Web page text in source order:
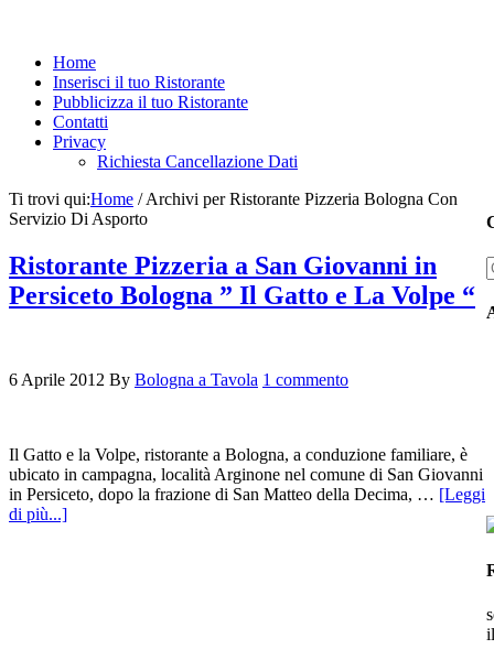
Home
Inserisci il tuo Ristorante
Pubblicizza il tuo Ristorante
Contatti
Privacy
Richiesta Cancellazione Dati
Ti trovi qui:Home /Archivi per Ristorante Pizzeria Bologna Con
Servizio Di Asporto
Ristorante Pizzeria a San Giovanni in
Persiceto Bologna ” Il Gatto e La Volpe “
6 Aprile 2012 By Bologna a Tavola 1 commento
Il Gatto e la Volpe, ristorante a Bologna, a conduzione familiare, è
ubicato in campagna, località Arginone nel comune di San Giovanni
in Persiceto, dopo la frazione di San Matteo della Decima, … [Leggi
di più...]